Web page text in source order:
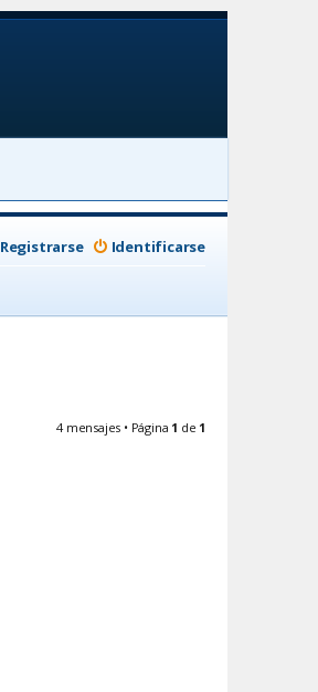
Identificarse
Registrarse
4 mensajes • Página 1 de 1